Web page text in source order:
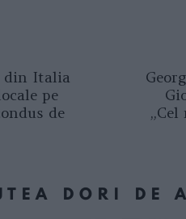
din Italia
pe
de
DORI DE